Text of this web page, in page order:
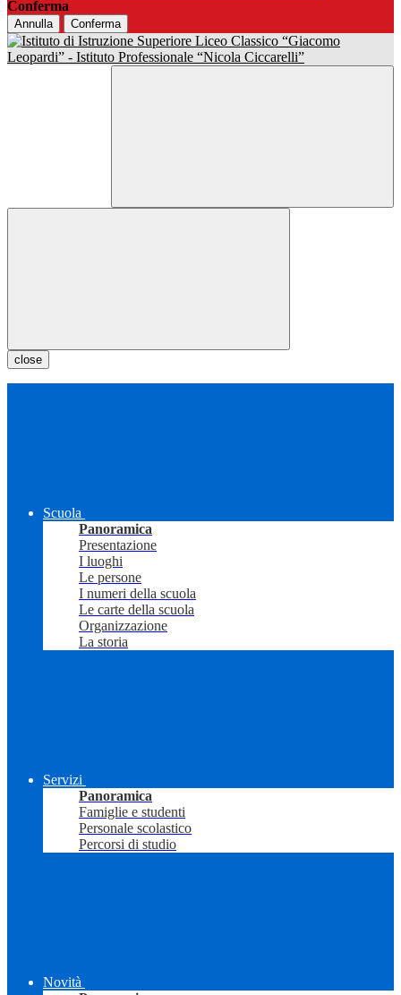
Conferma
Annulla Conferma
close
Scuola
Panoramica
Presentazione
I luoghi
Le persone
I numeri della scuola
Le carte della scuola
Organizzazione
La storia
Servizi
Panoramica
Famiglie e studenti
Personale scolastico
Percorsi di studio
Novità